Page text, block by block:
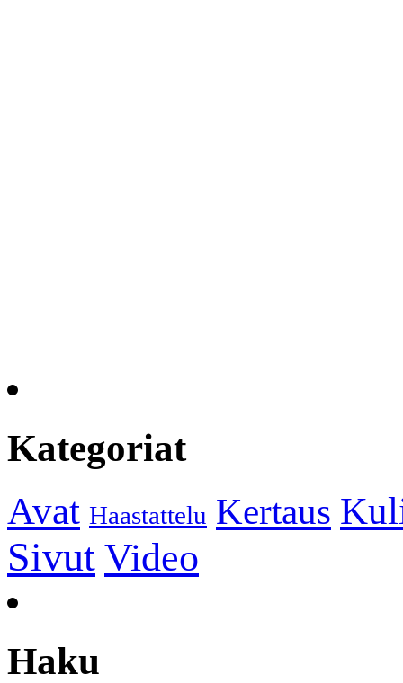
Kategoriat
Avat Haastattelu Kertaus
Sivut Video
Haku